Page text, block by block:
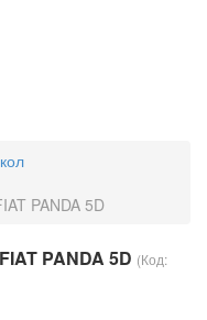
PANDA 5D
PANDA 5D (Код: